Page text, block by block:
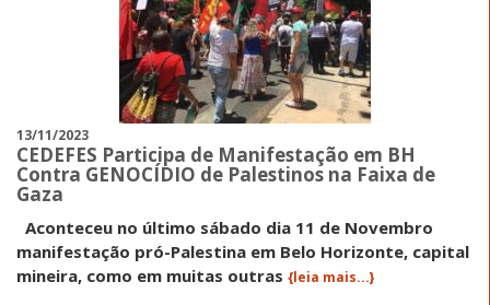
13/11/2023
CEDEFES Participa de Manifestação em BH
Contra GENOCÍDIO de Palestinos na Faixa de
Gaza
Aconteceu no último sábado dia 11 de Novembro
manifestação pró-Palestina em Belo Horizonte, capital
mineira, como em muitas outras {leia mais...}